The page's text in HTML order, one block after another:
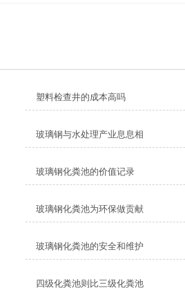
塑料检查井的成本高吗
玻璃钢与水处理产业息息相
玻璃钢化粪池的价值记录
玻璃钢化粪池为环保做贡献
玻璃钢化粪池的安全和维护
四级化粪池则比三级化粪池